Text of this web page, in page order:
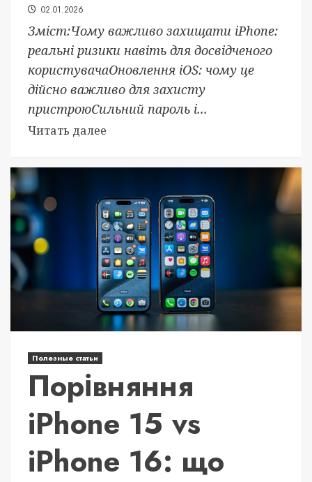
02.01.2026
Зміст:Чому важливо захищати iPhone:
реальні ризики навіть для досвідченого
користувачаОновлення iOS: чому це
дійсно важливо для захисту
пристроюСильний пароль і...
Читать далее
Полезные статьи
Порівняння
iPhone 15 vs
iPhone 16: що